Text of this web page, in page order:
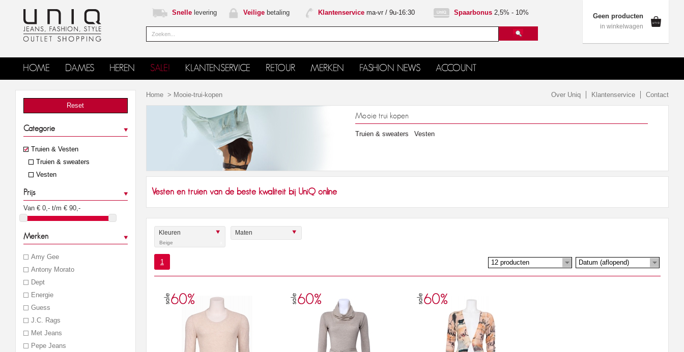
Snelle levering Veilige betaling Klantenservice ma-vr / 9u-16:30 Spaarbonus2,5% - 10% Geen producten
in winkelwagen
HOME DAMES HEREN SALE! KLANTENSERVICE RETOUR MERKEN FASHION NEWS ACCOUNT
Reset
Categorie
Truien & Vesten
Truien & sweaters
Vesten
Prijs
Van € 0,- t/m € 90,-
Merken
Amy Gee
Antony Morato
Dept
Energie
Guess
J.C. Rags
Met Jeans
Pepe Jeans
Home> Mooie-trui-kopen Over Uniq Klantenservice Contact
Mooie trui kopen
Truien & sweaters Vesten
Vesten en truien van de beste kwaliteit bij UniQ online
Kleuren
Beige
Maten
1 12 producten Datum (aflopend)